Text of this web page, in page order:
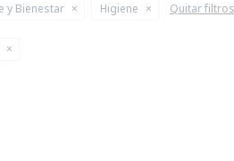
y Bienestar Higiene Quitar filtros